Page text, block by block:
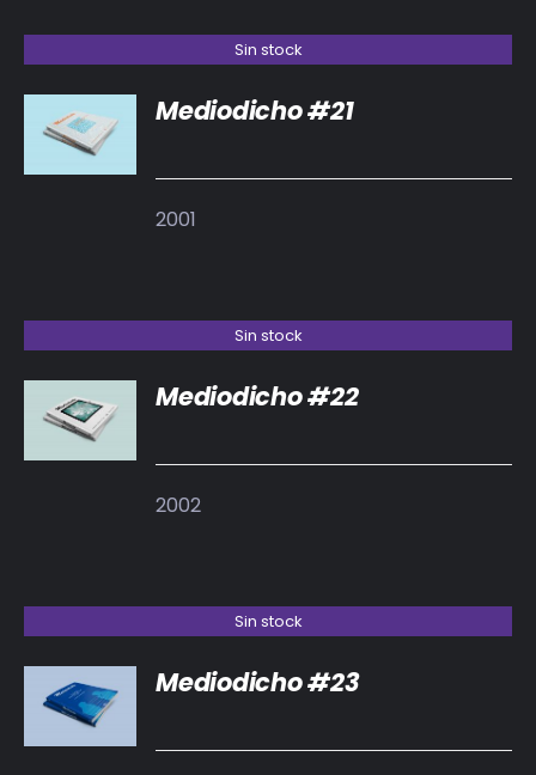
Sin stock
DETALLES
Mediodicho #21
2001
Sin stock
DETALLES
Mediodicho #22
2002
Sin stock
DETALLES
Mediodicho #23